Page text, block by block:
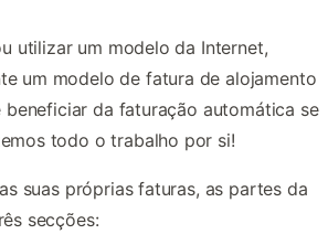
utilizar um modelo da Internet,
um modelo de fatura de alojamento
da faturação automática se
todo o trabalho por si!
suas próprias faturas, as partes da
secções: